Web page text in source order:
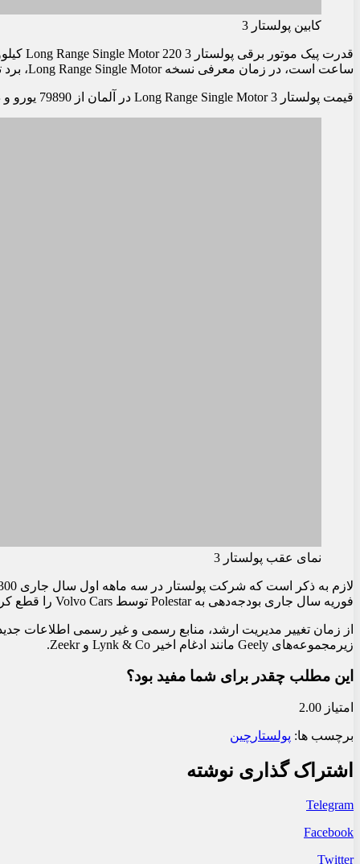
کابین پولستار 3
ساعت است، در زمان معرفی نسخه Long Range Single Motor، برد تخمینی آن با یک بار شارژ 650 کیلومتر بر اساس چرخه WLTP اعلام شده بود، اما در واقعیت، این خودرو توانست 706 کیلومتر را بر اساس چرخه WLTP و 563 کیلومتر را بر اساس چرخه EPA طی کند.
قیمت پولستار 3 Long Range Single Motor در آلمان از 79890 یورو و در ایالات متحده از 68900 دلار شروع می‌شود. هنوز مشخص نیست که آیا نسخه تک موتوره در چین نیز عرضه خواهد شد یا خیر، زیرا فروش آن بدون محلی‌سازی بسیار گران خواهد بود.
نمای عقب پولستار 3
فوریه سال جاری بودجه‌دهی به Polestar توسط Volvo Cars را قطع کرد و در ماه اوت مدیرعامل و مدیر طراحی Polestar را تغییر داد.
از زمان تغییر مدیریت ارشد، منابع رسمی و غیر رسمی اطلاعات
زیرمجموعه‌های Geely مانند ادغام اخیر Lynk & Co و Zeekr.
این مطلب چقدر برای شما مفید بود؟
امتیاز 2.00
برچسب ها: پولستار چین
اشتراک گذاری نوشته
Telegram
Facebook
Twitter